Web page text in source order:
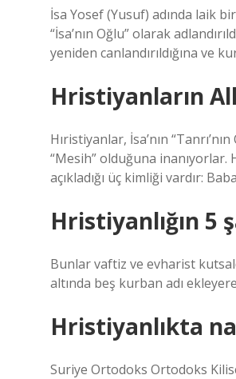
İsa Yosef (Yusuf) adında laik
“İsa’nın Oğlu” olarak
yeniden canlandırıldığına ve
Hristiyanların
Hıristiyanlar, İsa’nın
“Mesih” olduğuna inanıyorlar.
açıkladığı üç kimliği vardır:
Hristiyanlığın 5
Bunlar vaftiz ve evharist
altında beş kurban adı
Hristiyanlıkta
Suriye Ortodoks Ortodoks